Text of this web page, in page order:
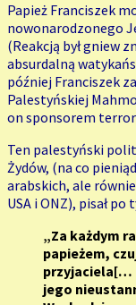
Papież Franciszek
nowonarodzonego
(Reakcją był gniew
absurdalną
później Franciszek
Palestyńskiej
on sponsorem
Ten palestyński
Żydów, (na co
arabskich, ale
USA i ONZ), pisał
„Za każdym
papieżem,
przyjaciela[…
jego